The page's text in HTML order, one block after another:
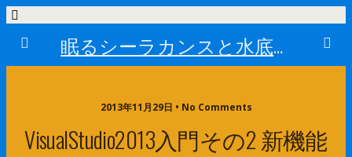
眠るシーラカンスと水底のプログラマー
2013年11月29日 • No Comments
VisualStudio2013入門その2 新機能